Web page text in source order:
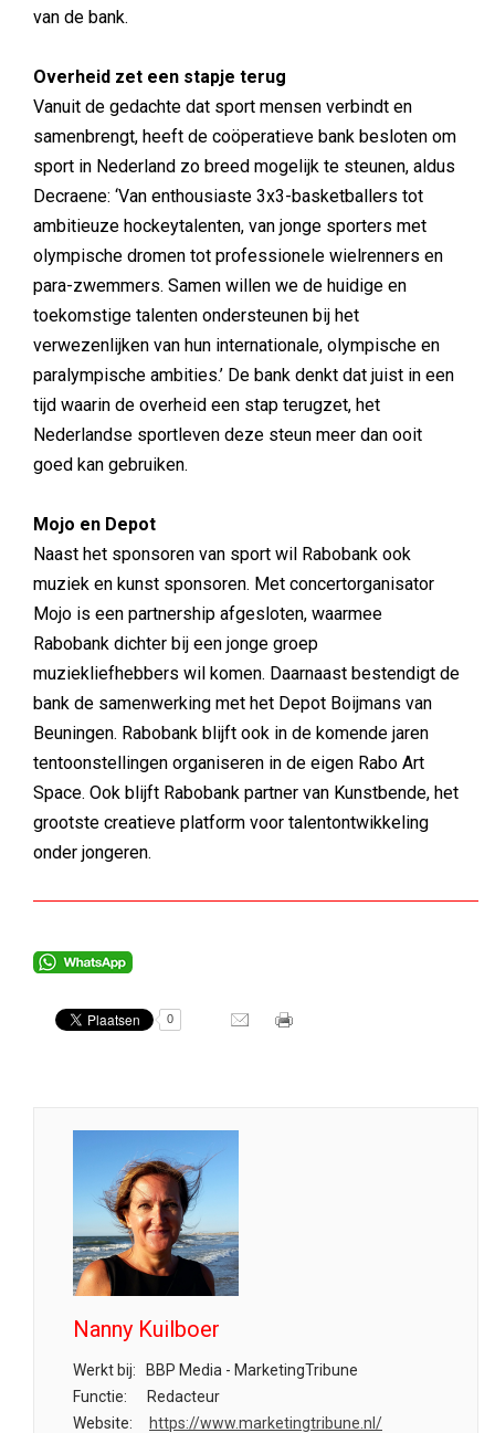
van de bank.
Overheid zet een stapje terug
Vanuit de gedachte dat sport mensen verbindt en
samenbrengt, heeft de coöperatieve bank besloten om
sport in Nederland zo breed mogelijk te steunen, aldus
Decraene: ‘Van enthousiaste 3x3-basketballers tot
ambitieuze hockeytalenten, van jonge sporters met
olympische dromen tot professionele wielrenners en
para-zwemmers. Samen willen we de huidige en
toekomstige talenten ondersteunen bij het
verwezenlijken van hun internationale, olympische en
paralympische ambities.’ De bank denkt dat juist in een
tijd waarin de overheid een stap terugzet, het
Nederlandse sportleven deze steun meer dan ooit
goed kan gebruiken.
Mojo en Depot
Naast het sponsoren van sport wil Rabobank ook
muziek en kunst sponsoren. Met concertorganisator
Mojo is een partnership afgesloten, waarmee
Rabobank dichter bij een jonge groep
muziekliefhebbers wil komen. Daarnaast bestendigt de
bank de samenwerking met het Depot Boijmans van
Beuningen. Rabobank blijft ook in de komende jaren
tentoonstellingen organiseren in de eigen Rabo Art
Space. Ook blijft Rabobank partner van Kunstbende, het
grootste creatieve platform voor talentontwikkeling
onder jongeren.
0
Nanny Kuilboer
Werkt bij:
BBP Media - MarketingTribune
Functie:
Redacteur
Website:
https://www.marketingtribune.nl/